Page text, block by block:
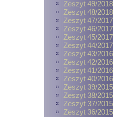
Zeszyt 49/2018
Zeszyt 48/2018
Zeszyt 47/2017
Zeszyt 46/2017
Zeszyt 45/2017
Zeszyt 44/2017
Zeszyt 43/2016
Zeszyt 42/2016
Zeszyt 41/2016
Zeszyt 40/2016
Zeszyt 39/2015
Zeszyt 38/2015
Zeszyt 37/2015
Zeszyt 36/2015